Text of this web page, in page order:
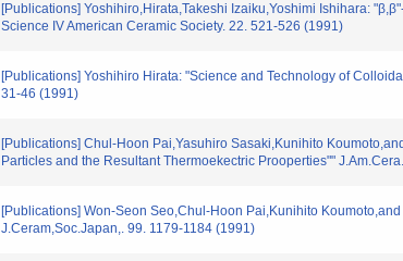
[Publications] Yoshihiro,Hirata,Takeshi Izaiku,Yoshimi Ishihara:
Science IV American Ceramic Society. 22. 521-526 (1991)
[Publications] Yoshihiro Hirata: "Science and Technology of
31-46 (1991)
[Publications] Chul-Hoon Pai,Yasuhiro Sasaki,Kunihito
Particles and the Resultant Thermoekectric Prooperties""
[Publications] Won-Seon Seo,Chul-Hoon Pai,Kunihito
J.Ceram,Soc.Japan,. 99. 1179-1184 (1991)